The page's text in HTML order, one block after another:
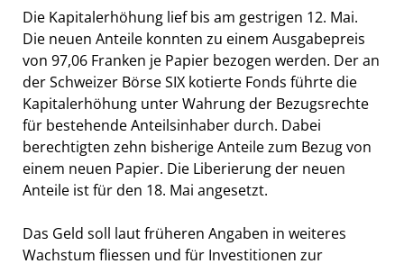
Die Kapitalerhöhung lief bis am gestrigen 12. Mai.
Die neuen Anteile konnten zu einem Ausgabepreis
von 97,06 Franken je Papier bezogen werden. Der an
der Schweizer Börse SIX kotierte Fonds führte die
Kapitalerhöhung unter Wahrung der Bezugsrechte
für bestehende Anteilsinhaber durch. Dabei
berechtigten zehn bisherige Anteile zum Bezug von
einem neuen Papier. Die Liberierung der neuen
Anteile ist für den 18. Mai angesetzt.
Das Geld soll laut früheren Angaben in weiteres
Wachstum fliessen und für Investitionen zur